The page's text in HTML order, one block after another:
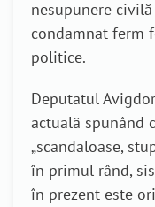
nesupunere
condamnat ferm
politice.
Deputatul
actuală spunând
„scandaloase,
în primul rând,
în prezent este